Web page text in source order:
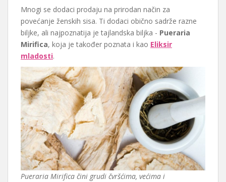
Mnogi se dodaci prodaju na prirodan način za
povećanje ženskih sisa. Ti dodaci obično sadrže razne
biljke, ali najpoznatija je tajlandska biljka - Pueraria
Mirifica, koja je također poznata i kao Eliksir
mladosti.
Pueraria Mirifica čini grudi čvršćima, većima i